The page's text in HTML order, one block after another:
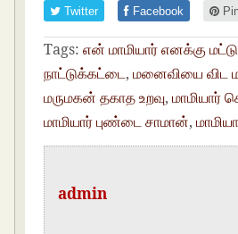
Twitter Facebook
Tags: என் மாமியார் எனக்கு
நாட்டுக்கட்டை,மனைவியை விட
மருமகன் தகாத உறவு,
மாமியார் புண்டை சாமான்,
admin